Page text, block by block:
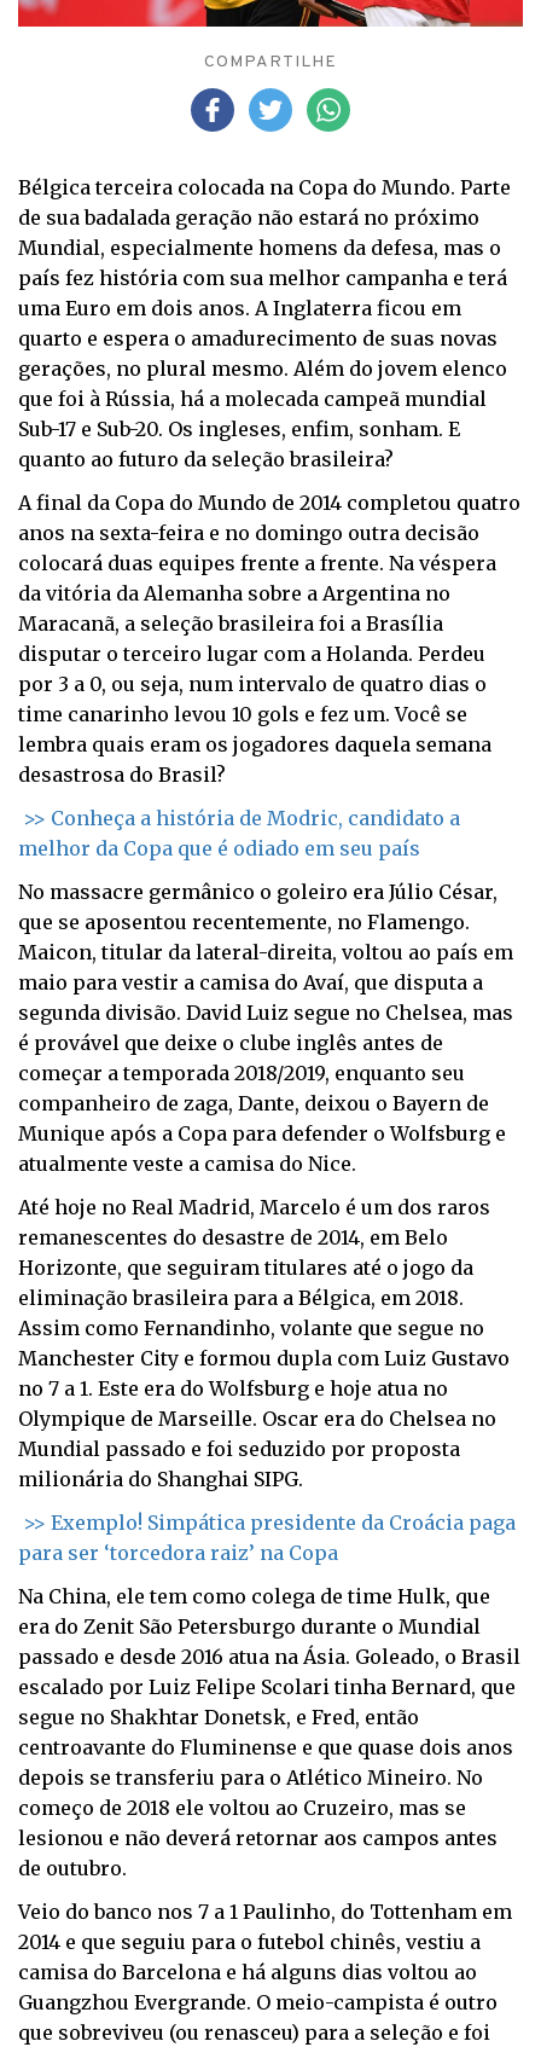
COMPARTILHE
Bélgica terceira colocada na Copa do Mundo. Parte
de sua badalada geração não estará no próximo
Mundial, especialmente homens da defesa, mas o
país fez história com sua melhor campanha e terá
uma Euro em dois anos. A Inglaterra ficou em
quarto e espera o amadurecimento de suas novas
gerações, no plural mesmo. Além do jovem elenco
que foi à Rússia, há a molecada campeã mundial
Sub-17 e Sub-20. Os ingleses, enfim, sonham. E
quanto ao futuro da seleção brasileira?
A final da Copa do Mundo de 2014 completou quatro
anos na sexta-feira e no domingo outra decisão
colocará duas equipes frente a frente. Na véspera
da vitória da Alemanha sobre a Argentina no
Maracanã, a seleção brasileira foi a Brasília
disputar o terceiro lugar com a Holanda. Perdeu
por 3 a 0, ou seja, num intervalo de quatro dias o
time canarinho levou 10 gols e fez um. Você se
lembra quais eram os jogadores daquela semana
desastrosa do Brasil?
>> Conheça a história de Modric, candidato a
melhor da Copa que é odiado em seu país
No massacre germânico o goleiro era Júlio César,
que se aposentou recentemente, no Flamengo.
Maicon, titular da lateral-direita, voltou ao país em
maio para vestir a camisa do Avaí, que disputa a
segunda divisão. David Luiz segue no Chelsea, mas
é provável que deixe o clube inglês antes de
começar a temporada 2018/2019, enquanto seu
companheiro de zaga, Dante, deixou o Bayern de
Munique após a Copa para defender o Wolfsburg e
atualmente veste a camisa do Nice.
Até hoje no Real Madrid, Marcelo é um dos raros
remanescentes do desastre de 2014, em Belo
Horizonte, que seguiram titulares até o jogo da
eliminação brasileira para a Bélgica, em 2018.
Assim como Fernandinho, volante que segue no
Manchester City e formou dupla com Luiz Gustavo
no 7 a 1. Este era do Wolfsburg e hoje atua no
Olympique de Marseille. Oscar era do Chelsea no
Mundial passado e foi seduzido por proposta
milionária do Shanghai SIPG.
>> Exemplo! Simpática presidente da Croácia paga
para ser ‘torcedora raiz’ na Copa
Na China, ele tem como colega de time Hulk, que
era do Zenit São Petersburgo durante o Mundial
passado e desde 2016 atua na Ásia. Goleado, o Brasil
escalado por Luiz Felipe Scolari tinha Bernard, que
segue no Shakhtar Donetsk, e Fred, então
centroavante do Fluminense e que quase dois anos
depois se transferiu para o Atlético Mineiro. No
começo de 2018 ele voltou ao Cruzeiro, mas se
lesionou e não deverá retornar aos campos antes
de outubro.
Veio do banco nos 7 a 1 Paulinho, do Tottenham em
2014 e que seguiu para o futebol chinês, vestiu a
camisa do Barcelona e há alguns dias voltou ao
Guangzhou Evergrande. O meio-campista é outro
que sobreviveu (ou renasceu) para a seleção e foi